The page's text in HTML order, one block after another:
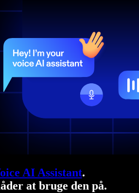
AI Assistant.
at bruge den på.